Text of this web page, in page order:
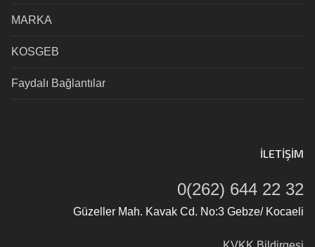
MARKA
KOSGEB
Faydalı Bağlantılar
İLETIŞIM
0(262) 644 22 32
Güzeller Mah. Kavak Cd. No:3 Gebze/ Kocaeli